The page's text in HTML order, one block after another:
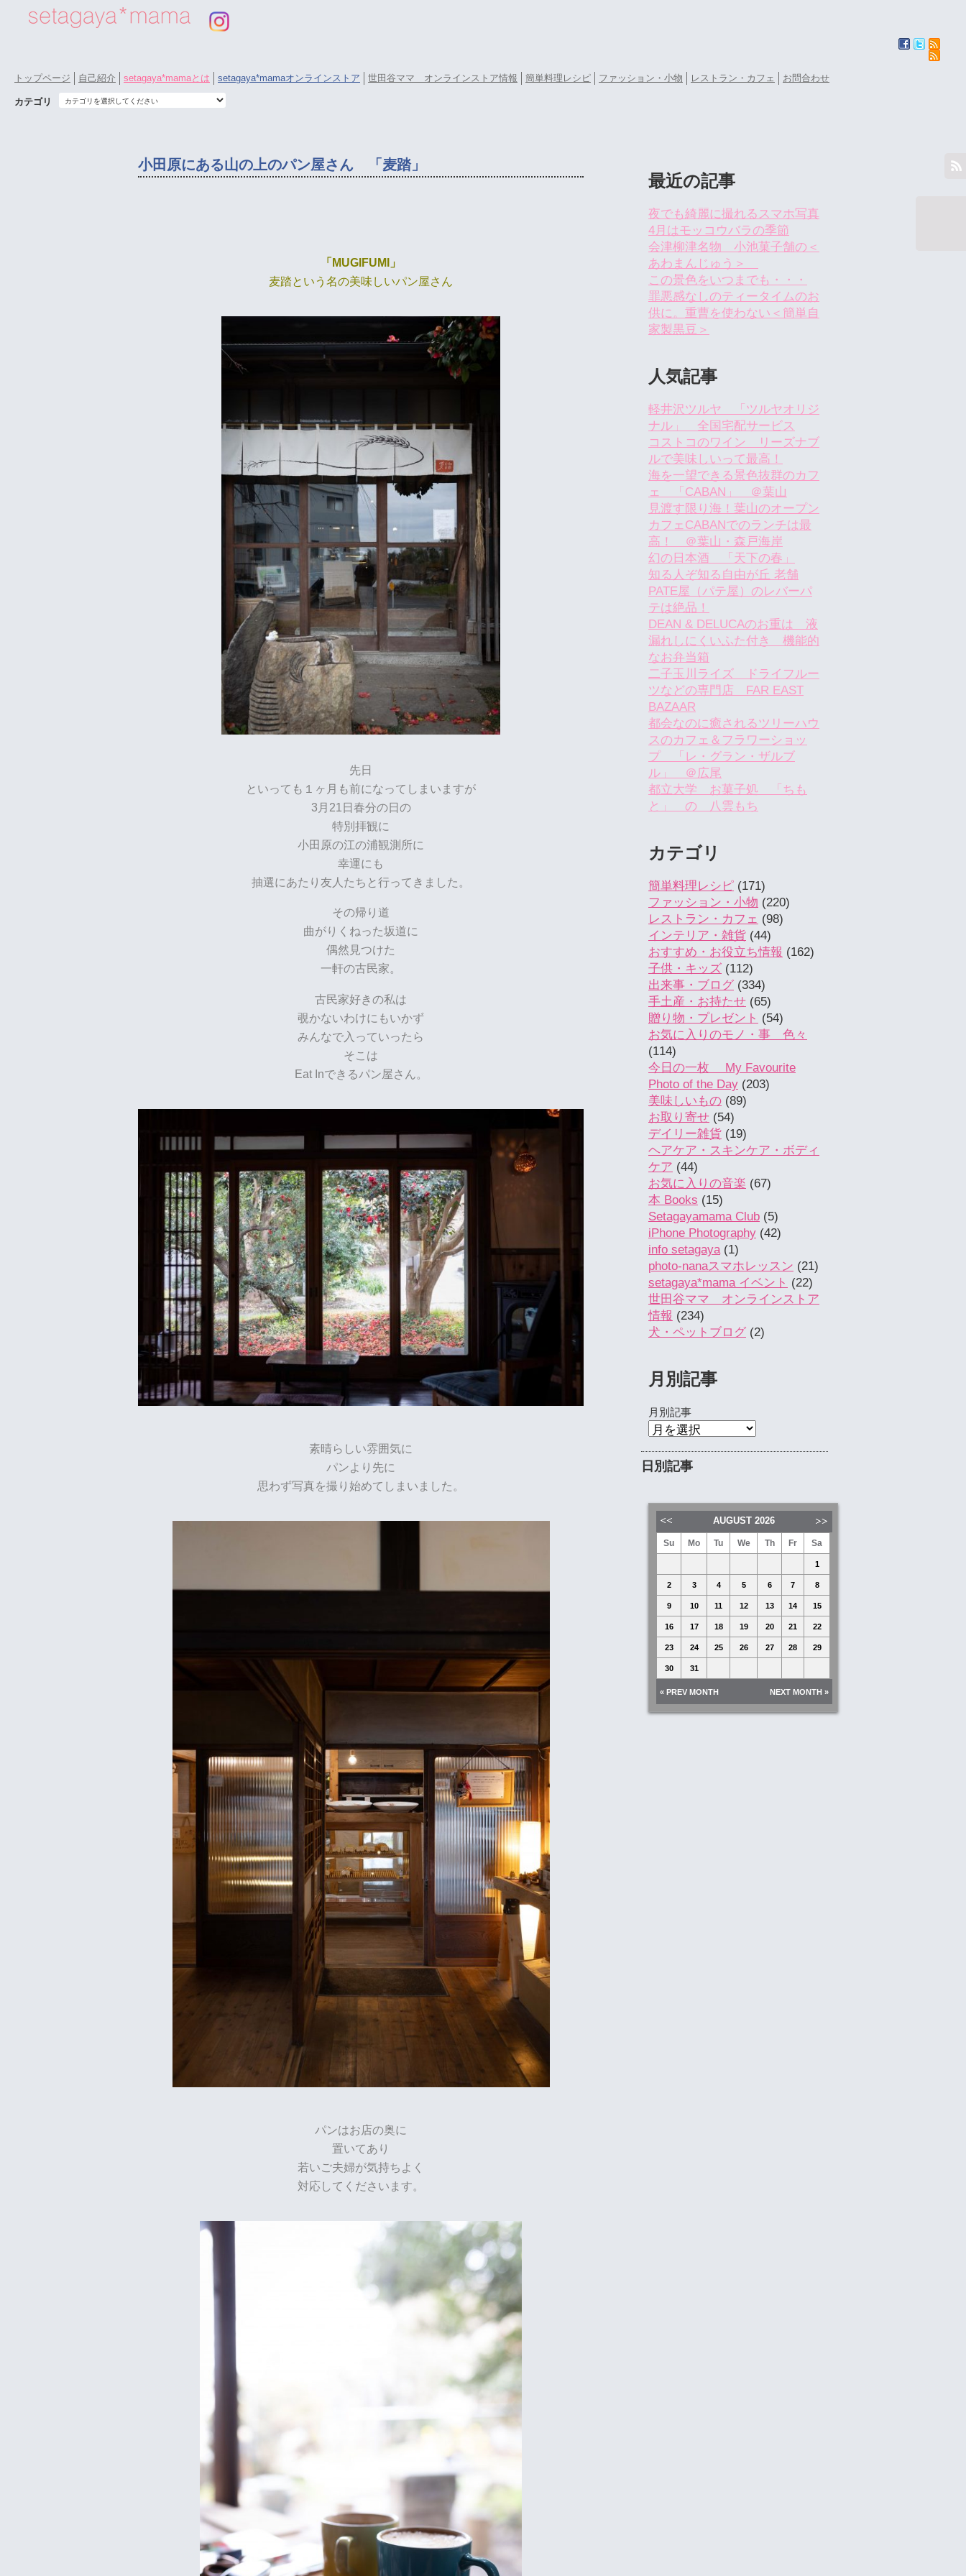
トップページ 自己紹介 setagaya*mamaとは setagaya*mamaオンラインストア 世田谷ママ オンラインストア情報 簡単料理レシピ ファッション・小物 レストラン・カフェ お問合わせ
カテゴリ
小田原にある山の上のパン屋さん 「麦踏」
「MUGIFUMI」
麦踏という名の美味しいパン屋さん
先日
といっても１ヶ月も前になってしまいますが
3月21日春分の日の
特別拝観に
小田原の江の浦観測所に
幸運にも
抽選にあたり友人たちと行ってきました。
その帰り道
曲がりくねった坂道に
偶然見つけた
一軒の古民家。
古民家好きの私は
覗かないわけにもいかず
みんなで入っていったら
そこは
Eat Inできるパン屋さん。
素晴らしい雰囲気に
パンより先に
思わず写真を撮り始めてしまいました。
パンはお店の奥に
置いてあり
若いご夫婦が気持ちよく
対応してくださいます。
最近の記事
夜でも綺麗に撮れるスマホ写真
4月はモッコウバラの季節
会津柳津名物 小池菓子舗の＜
あわまんじゅう＞
この景色をいつまでも・・・
罪悪感なしのティータイムのお
供に。重曹を使わない＜簡単自
家製黒豆＞
人気記事
軽井沢ツルヤ 「ツルヤオリジ
ナル」 全国宅配サービス
コストコのワイン リーズナブ
ルで美味しいって最高！
海を一望できる景色抜群のカフ
ェ 「CABAN」 ＠葉山
見渡す限り海！葉山のオープン
カフェCABANでのランチは最
高！ ＠葉山・森戸海岸
幻の日本酒 「天下の春」
知る人ぞ知る自由が丘 老舗
PATE屋（パテ屋）のレバーパ
テは絶品！
DEAN & DELUCAのお重は 液
漏れしにくいふた付き 機能的
なお弁当箱
二子玉川ライズ ドライフルー
ツなどの専門店 FAR EAST
BAZAAR
都会なのに癒されるツリーハウ
スのカフェ＆フラワーショッ
プ 「レ・グラン・ザルブ
ル」 ＠広尾
都立大学 お菓子処 「ちも
と」 の 八雲もち
カテゴリ
簡単料理レシピ (171)
ファッション・小物 (220)
レストラン・カフェ (98)
インテリア・雑貨 (44)
おすすめ・お役立ち情報 (162)
子供・キッズ (112)
出来事・ブログ (334)
手土産・お持たせ (65)
贈り物・プレゼント (54)
お気に入りのモノ・事 色々
(114)
今日の一枚 My Favourite
Photo of the Day (203)
美味しいもの (89)
お取り寄せ (54)
デイリー雑貨 (19)
ヘアケア・スキンケア・ボディ
ケア (44)
お気に入りの音楽 (67)
本 Books (15)
Setagayamama Club (5)
iPhone Photography (42)
info setagaya(1)
photo-nanaスマホレッスン (21)
setagaya*mama イベント (22)
世田谷ママ オンラインストア
情報 (234)
犬・ペットブログ (2)
月別記事
月別記事
日別記事
AUGUST 2026
Su Mo Tu We Th Fr Sa
1
2 3 4 5 6 7 8
9 10 11 12 13 14 15
16 17 18 19 20 21 22
23 24 25 26 27 28 29
30 31
« PREV MONTH NEXT MONTH »